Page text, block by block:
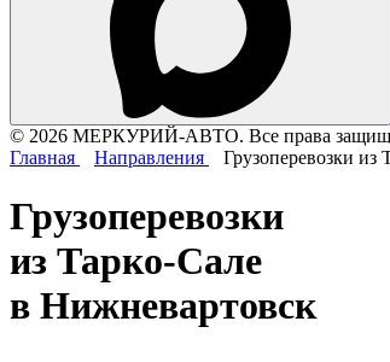
© 2026 МЕРКУРИЙ-АВТО. Все права
Главная
Направления Грузоперевозки
Грузоперевозки
из Тарко-Сале
в Нижневартовск